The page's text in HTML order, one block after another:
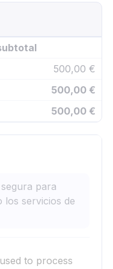
500,00 €
500,00 €
500,00 €
para
los servicios de
to process